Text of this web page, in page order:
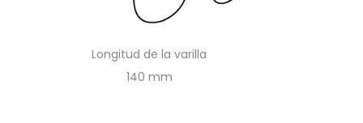
Longitud de la varilla
140